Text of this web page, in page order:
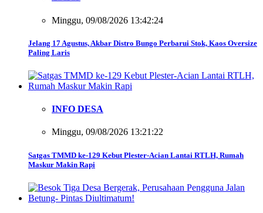
Minggu, 09/08/2026 13:42:24
Jelang 17 Agustus, Akbar Distro Bungo Perbarui Stok, Kaos Oversize
Paling Laris
INFO DESA
Minggu, 09/08/2026 13:21:22
Satgas TMMD ke-129 Kebut Plester-Acian Lantai RTLH, Rumah
Maskur Makin Rapi